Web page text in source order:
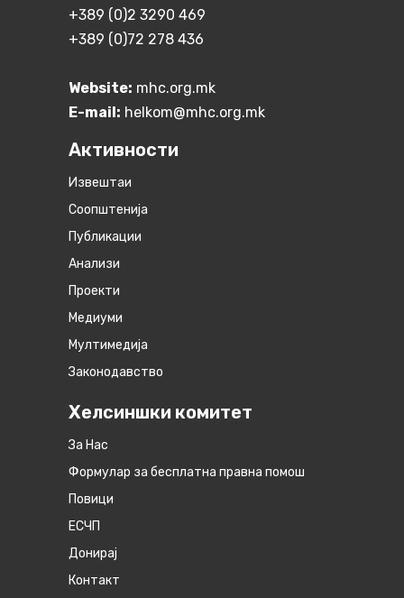
+389 (0)2 3290 469
+389 (0)72 278 436
Website: mhc.org.mk
E-mail: helkom@mhc.org.mk
Активности
Извештаи
Соопштенија
Публикации
Анализи
Проекти
Медиуми
Мултимедија
Законодавство
Хелсиншки комитет
За Нас
Формулар за бесплатна правна помош
Повици
ЕСЧП
Донирај
Контакт